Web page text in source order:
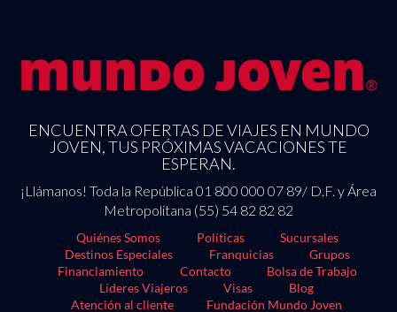
ENCUENTRA OFERTAS DE VIAJES EN MUNDO
JOVEN, TUS PRÓXIMAS VACACIONES TE
ESPERAN.
¡Llámanos! Toda la República 01 800 000 07 89/ D.F. y Área
Metropolitana (55) 54 82 82 82
Quiénes Somos Políticas
Sucursales
Destinos Especiales
Franquicias
Grupos
Financiamiento
Contacto
Bolsa de Trabajo
Líderes Viajeros
Visas
Blog
Atención al cliente
Fundación Mundo Joven